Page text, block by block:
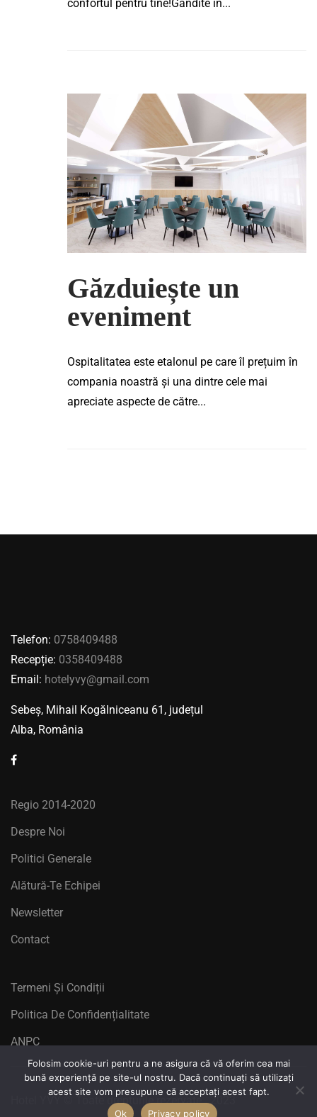
confortul pentru tine!Gândite în...
Găzduiește un
eveniment
Ospitalitatea este etalonul pe care îl prețuim în
compania noastră și una dintre cele mai
apreciate aspecte de către...
Telefon: 0758409488
Recepție: 0358409488
Email: hotelyvy@gmail.com
Sebeș, Mihail Kogălniceanu 61, județul
Alba, România
Regio 2014-2020
Despre Noi
Politici Generale
Alătură-Te Echipei
Newsletter
Contact
Termeni Și Condiții
Politica De Confidențialitate
ANPC
Hotel YVY © Toate drepturile rezervate. 2023
Folosim cookie-uri pentru a ne asigura că vă oferim cea mai
bună experiență pe site-ul nostru. Dacă continuați să utilizați
acest site vom presupune că acceptați acest fapt.
Ok
Privacy policy